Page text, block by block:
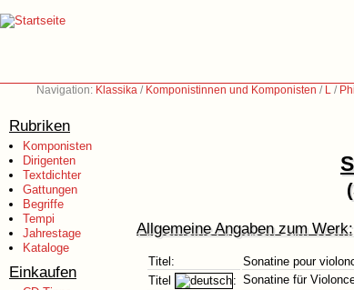
Navigation: Klassika / Komponistinnen und Komponisten / L /
Rubriken
Komponisten
Dirigenten
Textdichter
Gattungen
Begriffe
Tempi
Jahrestage
Kataloge
Einkaufen
Allgemeine Angaben zum Werk:
Titel:
Sonatine pour
Titel
: Sonatine für